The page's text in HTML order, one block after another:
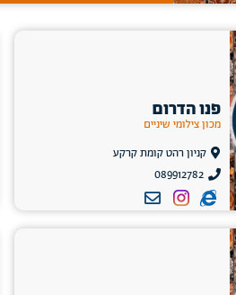
פנו הדרום
מכון צילומי שיניים
קניון רהט קומת קרקע
089912782